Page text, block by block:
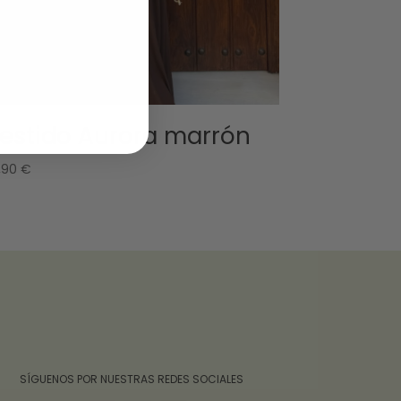
Vestido Aurora marrón
€
‎ ‎ ‎ ‎ ‎ ‎‎ ‎ SÍGUENOS POR NUESTRAS REDES SOCIALES